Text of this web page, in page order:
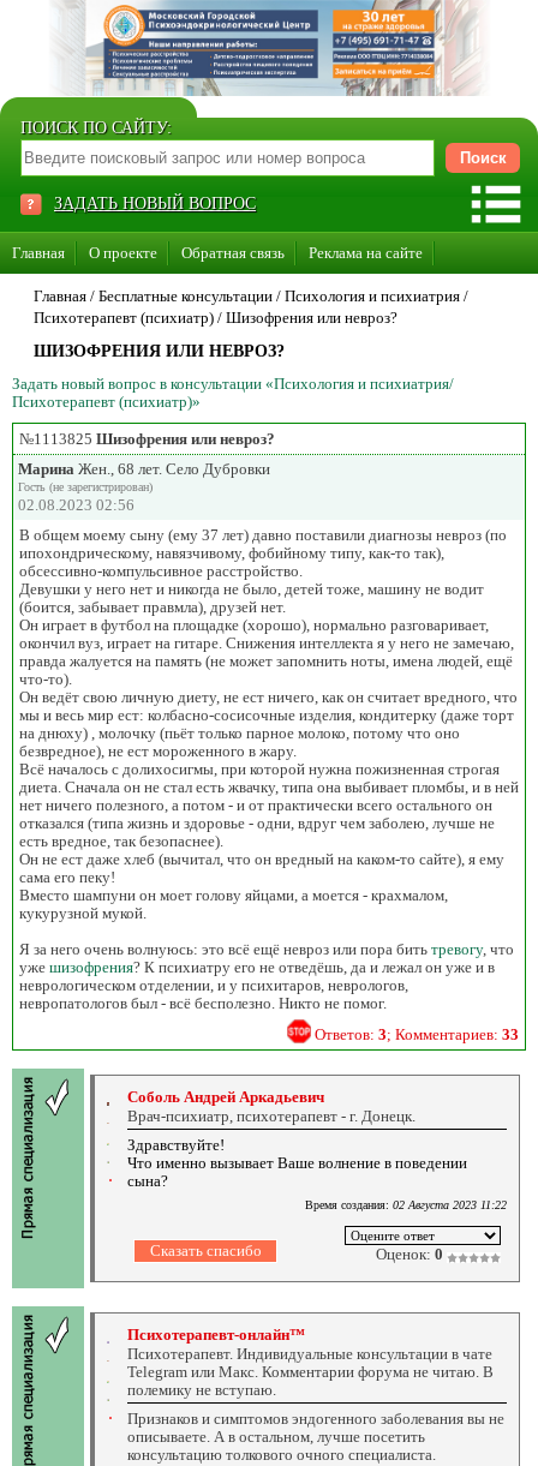
ПОИСК ПО САЙТУ:
ЗАДАТЬ НОВЫЙ ВОПРОС
Главная О проекте Обратная связь Реклама на сайте
Стать консультантом нашего сайта
Главная / Бесплатные консультации / Психология и психиатрия /
Психотерапевт (психиатр) / Шизофрения или невроз?
ШИЗОФРЕНИЯ ИЛИ НЕВРОЗ?
Задать новый вопрос в консультации «Психология и психиатрия/
Психотерапевт (психиатр)»
№1113825 Шизофрения или невроз?
Марина Жен., 68 лет. Село Дубровки
Гость (не зарегистрирован)
02.08.2023 02:56
В общем моему сыну (ему 37 лет) давно поставили диагнозы невроз (по
ипохондрическому, навязчивому, фобийному типу, как-то так),
обсессивно-компульсивное расстройство.
Девушки у него нет и никогда не было, детей тоже, машину не водит
(боится, забывает правмла), друзей нет.
Он играет в футбол на площадке (хорошо), нормально разговаривает,
окончил вуз, играет на гитаре. Снижения интеллекта я у него не замечаю,
правда жалуется на память (не может запомнить ноты, имена людей, ещё
что-то).
Он ведёт свою личную диету, не ест ничего, как он считает вредного, что
мы и весь мир ест: колбасно-сосисочные изделия, кондитерку (даже торт
на днюху) , молочку (пьёт только парное молоко, потому что оно
безвредное), не ест мороженного в жару.
Всё началось с долихосигмы, при которой нужна пожизненная строгая
диета. Сначала он не стал есть жвачку, типа она выбивает пломбы, и в ней
нет ничего полезного, а потом - и от практически всего остального он
отказался (типа жизнь и здоровье - одни, вдруг чем заболею, лучше не
есть вредное, так безопаснее).
Он не ест даже хлеб (вычитал, что он вредный на каком-то сайте), я ему
сама его пеку!
Вместо шампуни он моет голову яйцами, а моется - крахмалом,
кукурузной мукой.
Я за него очень волнуюсь: это всё ещё невроз или пора бить тревогу, что
уже шизофрения? К психиатру его не отведёшь, да и лежал он уже и в
неврологическом отделении, и у психитаров, неврологов,
невропатологов был - всё бесполезно. Никто не помог.
Ответов: 3; Комментариев: 33
Соболь Андрей Аркадьевич
Врач-психиатр, психотерапевт - г. Донецк.
Здравствуйте!
Что именно вызывает Ваше волнение в поведении
сына?
Время создания: 02 Августа 2023 11:22
Оценок: 0
Психотерапевт-онлайн™
Психотерапевт. Индивидуальные консультации в чате
Telegram или Макс. Комментарии форума не читаю. В
полемику не вступаю.
Признаков и симптомов эндогенного заболевания вы не
описываете. А в остальном, лучше посетить
консультацию толкового очного специалиста.